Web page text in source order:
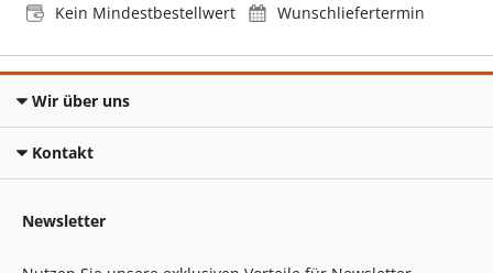
Kein Mindestbestellwert
Wunschliefertermin
Wir über uns
Kontakt
Newsletter